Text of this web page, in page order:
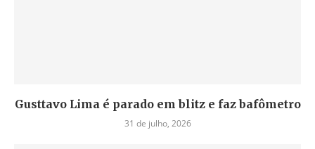
Gusttavo Lima é parado em blitz e faz bafômetro
31 de julho, 2026